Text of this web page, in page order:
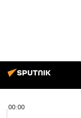
00:00